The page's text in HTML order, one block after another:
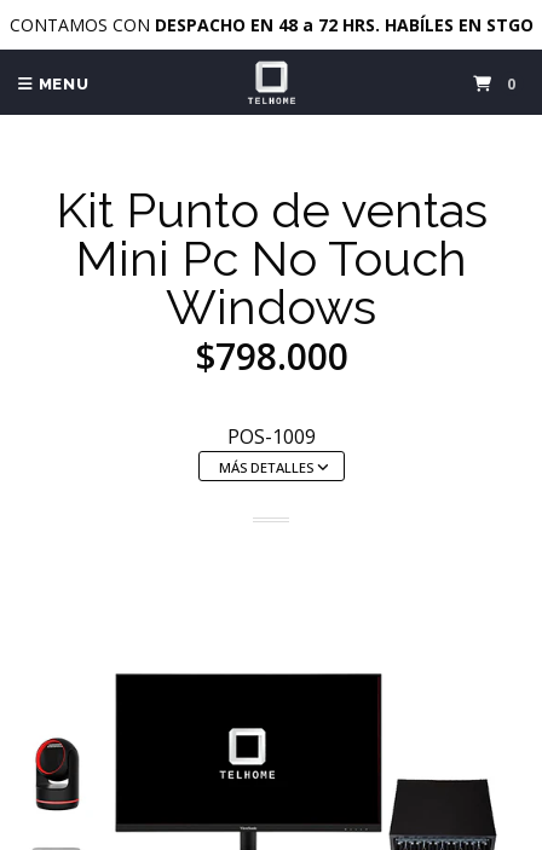
CONTAMOS CON DESPACHO EN 48 a 72 HRS. HABÍLES EN STGO
MENU 0
Kit Punto de ventas
Mini Pc No Touch
Windows
$798.000
POS-1009
MÁS DETALLES